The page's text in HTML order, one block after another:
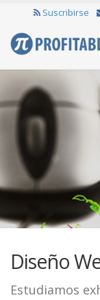
Suscribirse
Diseño
Estudiamos